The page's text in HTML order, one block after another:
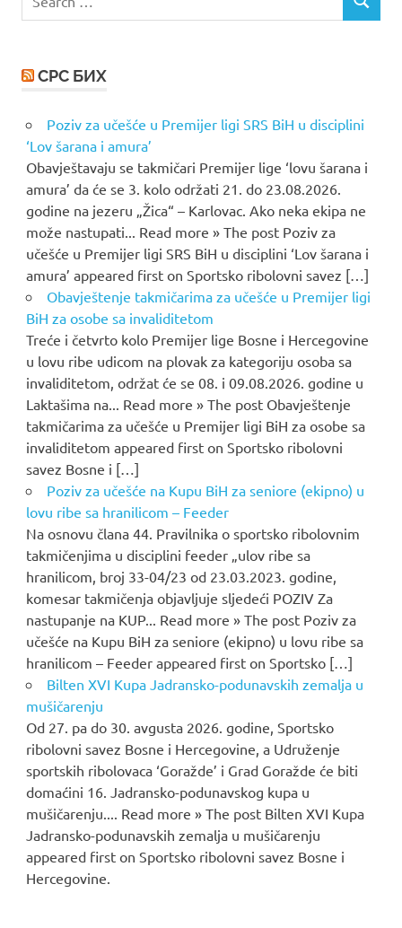
for:
SEARCH
СРС БИХ
Poziv za učešće u Premijer ligi SRS BiH u disciplini
‘Lov šarana i amura’
Obavještavaju se takmičari Premijer lige ‘lovu šarana i
amura’ da će se 3. kolo održati 21. do 23.08.2026.
godine na jezeru „Žica“ – Karlovac. Ako neka ekipa ne
može nastupati... Read more » The post Poziv za
učešće u Premijer ligi SRS BiH u disciplini ‘Lov šarana i
amura’ appeared first on Sportsko ribolovni savez […]
Obavještenje takmičarima za učešće u Premijer ligi
BiH za osobe sa invaliditetom
Treće i četvrto kolo Premijer lige Bosne i Hercegovine
u lovu ribe udicom na plovak za kategoriju osoba sa
invaliditetom, održat će se 08. i 09.08.2026. godine u
Laktašima na... Read more » The post Obavještenje
takmičarima za učešće u Premijer ligi BiH za osobe sa
invaliditetom appeared first on Sportsko ribolovni
savez Bosne i […]
Poziv za učešće na Kupu BiH za seniore (ekipno) u
lovu ribe sa hranilicom – Feeder
Na osnovu člana 44. Pravilnika o sportsko ribolovnim
takmičenjima u disciplini feeder „ulov ribe sa
hranilicom, broj 33-04/23 od 23.03.2023. godine,
komesar takmičenja objavljuje sljedeći POZIV Za
nastupanje na KUP... Read more » The post Poziv za
učešće na Kupu BiH za seniore (ekipno) u lovu ribe sa
hranilicom – Feeder appeared first on Sportsko […]
Bilten XVI Kupa Jadransko-podunavskih zemalja u
mušičarenju
Od 27. pa do 30. avgusta 2026. godine, Sportsko
ribolovni savez Bosne i Hercegovine, a Udruženje
sportskih ribolovaca ‘Goražde’ i Grad Goražde će biti
domaćini 16. Jadransko-podunavskog kupa u
mušičarenju.... Read more » The post Bilten XVI Kupa
Jadransko-podunavskih zemalja u mušičarenju
appeared first on Sportsko ribolovni savez Bosne i
Hercegovine.